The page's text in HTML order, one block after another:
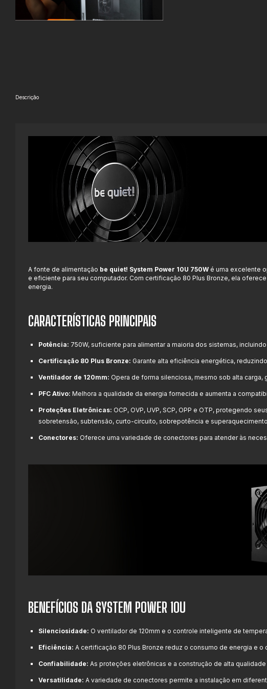
Descrição
A fonte de alimentação be quiet! System Power 10U 750W é uma excelente
e eficiente para seu computador. Com certificação 80 Plus Bronze, ela
energia.
CARACTERÍSTICAS PRINCIPAIS
Potência: 750W, suficiente para alimentar a maioria dos sistemas,
Certificação 80 Plus Bronze: Garante alta eficiência energética,
Ventilador de 120mm: Opera de forma silenciosa, mesmo sob alta
PFC Ativo: Melhora a qualidade da energia fornecida e aumenta a
Proteções Eletrônicas: OCP, OVP, UVP, SCP, OPP e OTP, protegendo
sobretensão, subtensão, curto-circuito, sobrepotência e
Conectores: Oferece uma variedade de conectores para atender às
BENEFÍCIOS DA SYSTEM POWER 10U
Silenciosidade: O ventilador de 120mm e o controle inteligente de
Eficiência: A certificação 80 Plus Bronze reduz o consumo de energia e
Confiabilidade: As proteções eletrônicas e a construção de alta
Versatilidade: A variedade de conectores permite a instalação em